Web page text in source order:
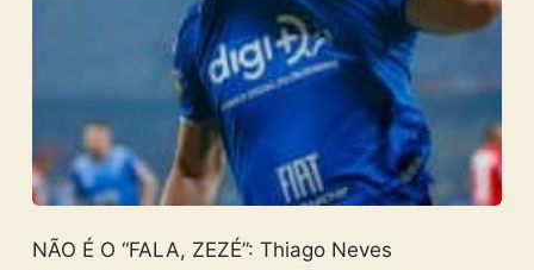
NÃO É O “FALA, ZEZÉ”: Thiago Neves